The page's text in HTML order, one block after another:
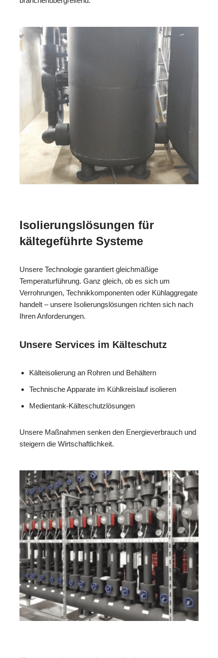
Isolierungslösungen für
kältegeführte Systeme
Unsere Technologie garantiert gleichmäßige
Temperaturführung. Ganz gleich, ob es sich um
Verrohrungen, Technikkomponenten oder Kühlaggregate
handelt – unsere Isolierungslösungen richten sich nach
Ihren Anforderungen.
Unsere Services im Kälteschutz
Kälteisolierung an Rohren und Behältern
Technische Apparate im Kühlkreislauf isolieren
Medientank-Kälteschutzlösungen
Unsere Maßnahmen senken den Energieverbrauch und
steigern die Wirtschaftlichkeit.